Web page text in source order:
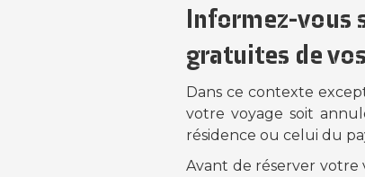
Informez-vous
gratuites de
Dans ce contexte
votre voyage soit
résidence ou celui du
Avant de réserver votre